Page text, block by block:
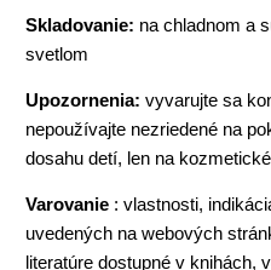
Skladovanie: na chladnom a
svetlom
Upozornenia: vyvarujte sa
nepoužívajte nezriedené na
dosahu detí, len na
Varovanie : vlastnosti,
uvedených na webových
literatúre dostupné v knihách,